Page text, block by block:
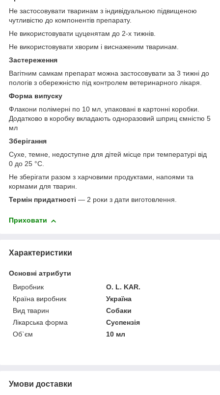
Не застосовувати тваринам з індивідуальною підвищеною
чутливістю до компонентів препарату.
Не використовувати цуценятам до 2-х тижнів.
Не використовувати хворим і виснаженим тваринам.
Застереження
Вагітним самкам препарат можна застосовувати за 3 тижні до
пологів з обережністю під контролем ветеринарного лікаря.
Форма випуску
Флакони полімерні по 10 мл, упаковані в картонні коробки.
Додатково в коробку вкладають одноразовий шприц ємністю 5
мл
Зберігання
Сухе, темне, недоступне для дітей місце при температурі від
0 до 25 °С.
Не зберігати разом з харчовими продуктами, напоями та
кормами для тварин.
Термін придатності — 2 роки з дати виготовлення.
Приховати
Характеристики
Основні атрибути
Виробник
O. L. KAR.
Країна виробник
Україна
Вид тварин
Собаки
Лікарська форма
Суспензія
Об`єм
10 мл
Умови доставки